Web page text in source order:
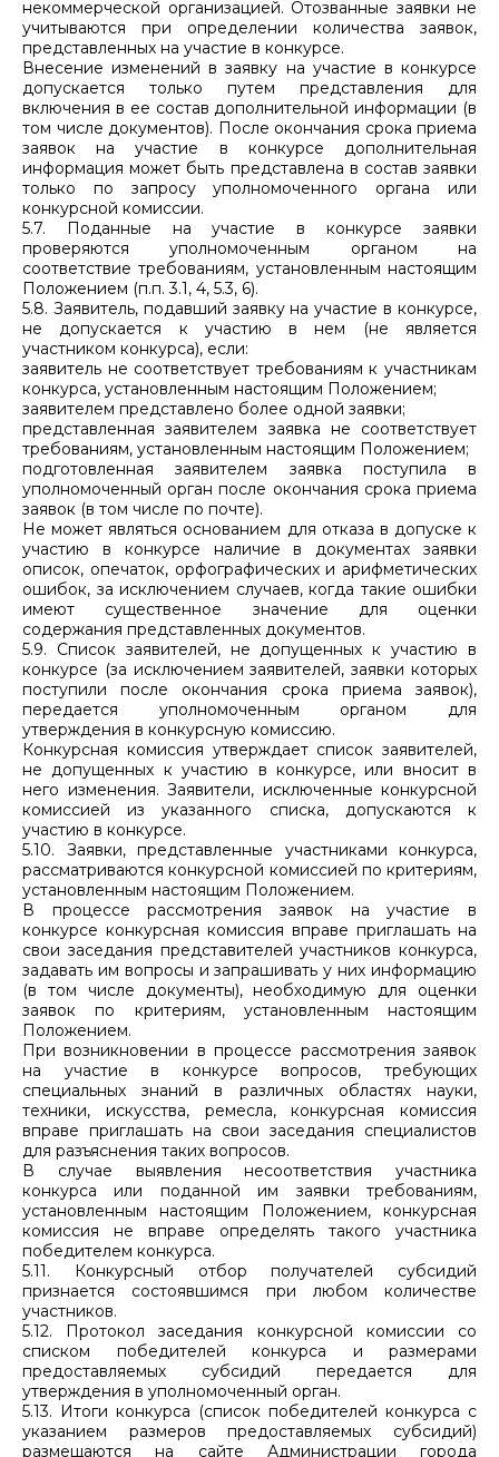
некоммерческой организацией. Отозванные заявки не
учитываются при определении количества заявок,
представленных на участие в конкурсе.
Внесение изменений в заявку на участие в конкурсе
допускается только путем представления для
включения в ее состав дополнительной информации (в
том числе документов). После окончания срока приема
заявок на участие в конкурсе дополнительная
информация может быть представлена в состав заявки
только по запросу уполномоченного органа или
конкурсной комиссии.
5.7. Поданные на участие в конкурсе заявки
проверяются уполномоченным органом на
соответствие требованиям, установленным настоящим
Положением (п.п. 3.1, 4, 5.3, 6).
5.8. Заявитель, подавший заявку на участие в конкурсе,
не допускается к участию в нем (не является
участником конкурса), если:
заявитель не соответствует требованиям к участникам
конкурса, установленным настоящим Положением;
заявителем представлено более одной заявки;
представленная заявителем заявка не соответствует
требованиям, установленным настоящим Положением;
подготовленная заявителем заявка поступила в
уполномоченный орган после окончания срока приема
заявок (в том числе по почте).
Не может являться основанием для отказа в допуске к
участию в конкурсе наличие в документах заявки
описок, опечаток, орфографических и арифметических
ошибок, за исключением случаев, когда такие ошибки
имеют существенное значение для оценки
содержания представленных документов.
5.9. Список заявителей, не допущенных к участию в
конкурсе (за исключением заявителей, заявки которых
поступили после окончания срока приема заявок),
передается уполномоченным органом для
утверждения в конкурсную комиссию.
Конкурсная комиссия утверждает список заявителей,
не допущенных к участию в конкурсе, или вносит в
него изменения. Заявители, исключенные конкурсной
комиссией из указанного списка, допускаются к
участию в конкурсе.
5.10. Заявки, представленные участниками конкурса,
рассматриваются конкурсной комиссией по критериям,
установленным настоящим Положением.
В процессе рассмотрения заявок на участие в
конкурсе конкурсная комиссия вправе приглашать на
свои заседания представителей участников конкурса,
задавать им вопросы и запрашивать у них информацию
(в том числе документы), необходимую для оценки
заявок по критериям, установленным настоящим
Положением.
При возникновении в процессе рассмотрения заявок
на участие в конкурсе вопросов, требующих
специальных знаний в различных областях науки,
техники, искусства, ремесла, конкурсная комиссия
вправе приглашать на свои заседания специалистов
для разъяснения таких вопросов.
В случае выявления несоответствия участника
конкурса или поданной им заявки требованиям,
установленным настоящим Положением, конкурсная
комиссия не вправе определять такого участника
победителем конкурса.
5.11. Конкурсный отбор получателей субсидий
признается состоявшимся при любом количестве
участников.
5.12. Протокол заседания конкурсной комиссии со
списком победителей конкурса и размерами
предоставляемых субсидий передается для
утверждения в уполномоченный орган.
5.13. Итоги конкурса (список победителей конкурса с
указанием размеров предоставляемых субсидий)
размещаются на сайте Администрации города